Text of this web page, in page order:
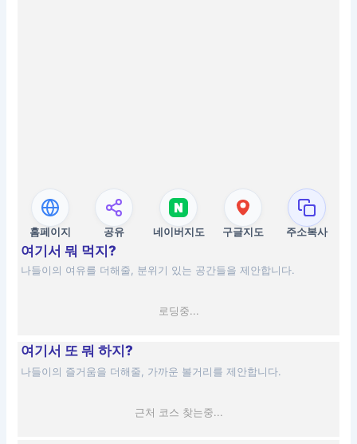
홈페이지 공유 네이버지도 구글지도 주소복사
여기서 뭐 먹지?
나들이의 여유를 더해줄, 분위기 있는 공간들을 제안합니다.
로딩중...
여기서 또 뭐 하지?
나들이의 즐거움을 더해줄, 가까운 볼거리를 제안합니다.
근처 코스 찾는중...